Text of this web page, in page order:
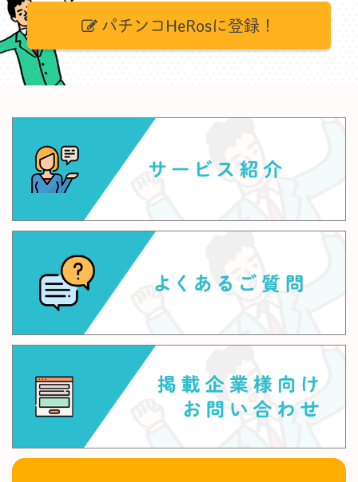
パチンコHeRosに登録！